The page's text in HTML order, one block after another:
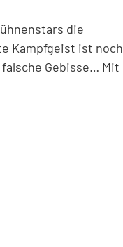
die
Kampfgeist ist noch
Gebisse… Mit